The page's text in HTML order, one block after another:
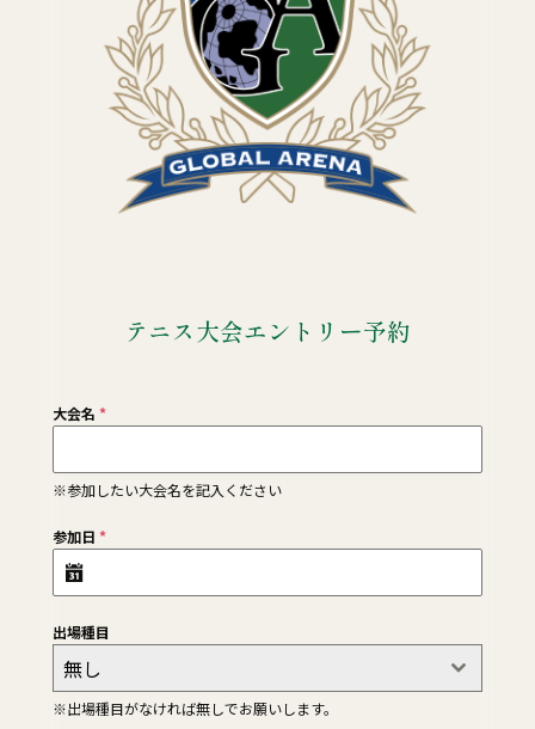
テニス大会エントリー予約
大会名 *
※参加したい大会名を記入ください
参加日 *
出場種目
無し
※出場種目がなければ無しでお願いします。